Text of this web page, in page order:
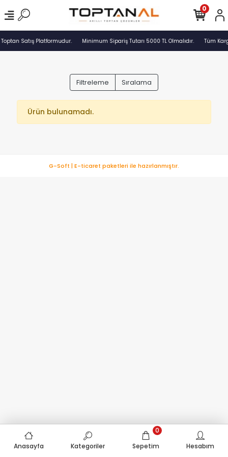
Satış Platformudur. Minimum Sipariş Tutarı 5000 TL Olmalıdır. Tüm
0
Filtreleme Sıralama
Ürün bulunamadı.
Anasayfa Kategoriler Sepetim
0
Hesabım
G-Soft | E-ticaret paketleri ile hazırlanmıştır.